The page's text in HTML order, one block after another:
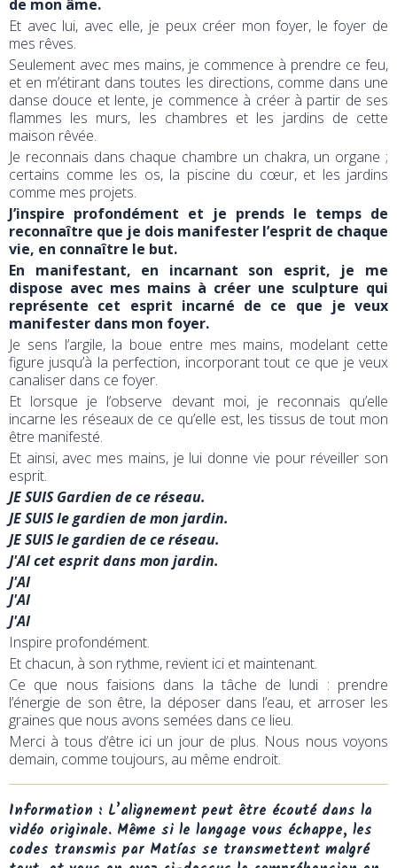
de mon âme.
Et avec lui, avec elle, je peux créer mon foyer, le foyer de
mes rêves.
Seulement avec mes mains, je commence à prendre ce feu,
et en m’étirant dans toutes les directions, comme dans une
danse douce et lente, je commence à créer à partir de ses
flammes les murs, les chambres et les jardins de cette
maison rêvée.
Je reconnais dans chaque chambre un chakra, un organe ;
certains comme les os, la piscine du cœur, et les jardins
comme mes projets.
J’inspire profondément et je prends le temps de
reconnaître que je dois manifester l’esprit de chaque
vie, en connaître le but.
En manifestant, en incarnant son esprit, je me
dispose avec mes mains à créer une sculpture qui
représente cet esprit incarné de ce que je veux
manifester dans mon foyer.
Je sens l’argile, la boue entre mes mains, modelant cette
figure jusqu’à la perfection, incorporant tout ce que je veux
canaliser dans ce foyer.
Et lorsque je l’observe devant moi, je reconnais qu’elle
incarne les réseaux de ce qu’elle est, les tissus de tout mon
être manifesté.
Et ainsi, avec mes mains, je lui donne vie pour réveiller son
esprit.
JE SUIS Gardien de ce réseau.
JE SUIS le gardien de mon jardin.
JE SUIS le gardien de ce réseau.
J'AI cet esprit dans mon jardin.
J'AI
J'AI
J'AI
Inspire profondément.
Et chacun, à son rythme, revient ici et maintenant.
Ce que nous faisions dans la tâche de lundi : prendre
l’énergie de son être, la déposer dans l’eau, et arroser les
graines que nous avons semées dans ce lieu.
Merci à tous d’être ici un jour de plus. Nous nous voyons
demain, comme toujours, au même endroit.
Information : L’alignement peut être écouté dans la
vidéo originale. Même si le langage vous échappe, les
codes transmis par Matías se transmettent malgré